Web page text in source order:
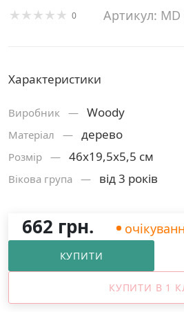
0 Артикул: MD
Характеристики
Виробник — Woody
Матерiал — дерево
Розмiр — 46х19,5х5,5 см
Вікова група — від 3 років
662 грн.
КУПИТИ
КУПИТИ В 1